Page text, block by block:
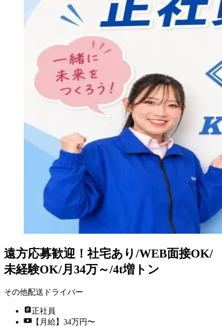
遠方応募歓迎！社宅あり/WEB面接OK/
未経験OK/月34万～/4t増トン
その他配送ドライバー
正社員
【月給】34万円〜